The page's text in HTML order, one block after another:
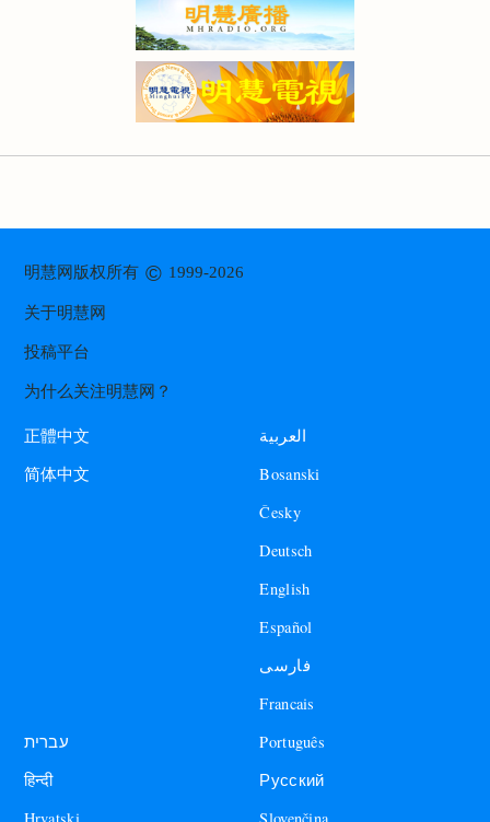
明慧网版权所有© 1999-2026
关于明慧网
投稿平台
为什么关注明慧网？
正體中文
简体中文
العربية
Bosanski
Česky
Deutsch
English
Español
فارسی
Francais
עברית
हिन्दी
Português
Русский